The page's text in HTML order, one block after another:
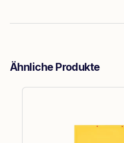
Ähnliche Produkte
Produktgalerie überspringen